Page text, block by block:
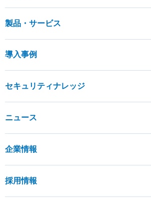
製品・サービス
OTセキュリティ
IoTプロダクトセキュリティ
導入事例
セキュリティナレッジ
ニュース
企業情報
採用情報